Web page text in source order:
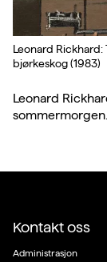
Leonard
bjørkeskog (1983)
Leonard
sommermorgen.
Kontakt oss
Administrasjon